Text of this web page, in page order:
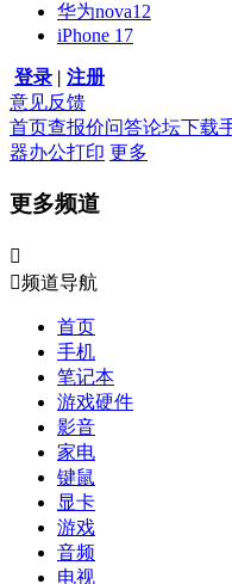
华为nova12
iPhone 17
登录 | 注册
意见反馈
首页查报价问答论坛下载
器办公打印 更多
更多频道

频道导航
首页
手机
笔记本
游戏硬件
影音
家电
键鼠
显卡
游戏
音频
电视